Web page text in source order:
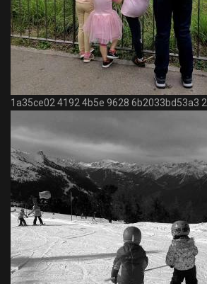
1a35ce02 4192 4b5e 9628 6b2033bd53a3 2